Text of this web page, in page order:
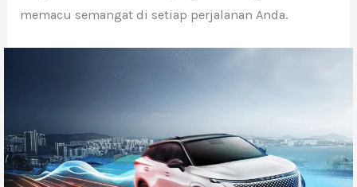
memacu semangat di setiap perjalanan Anda.